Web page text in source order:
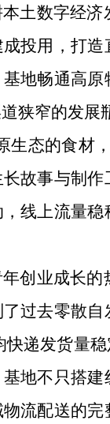
土数字经
投用，打
地畅通高
狭窄的发展
生态的食材
故事与制
线上流量
创业成长
过去零散
快递发货量
基地不只搭建
流配送的